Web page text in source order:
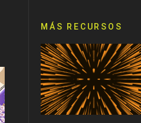
MÁS RECURSOS